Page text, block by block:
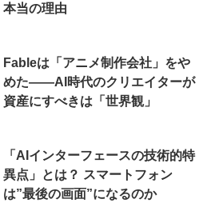
本当の理由
Fableは「アニメ制作会社」をや
めた――AI時代のクリエイターが
資産にすべきは「世界観」
「AIインターフェースの技術的特
異点」とは？ スマートフォン
は”最後の画面”になるのか